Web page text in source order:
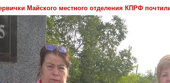
Майского местного отделения КПРФ